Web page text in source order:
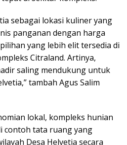
sebagai lokasi kuliner yang
panganan dengan harga
yang lebih elit tersedia di
Citraland. Artinya,
saling mendukung untuk
tambah Agus Salim
lokal, kompleks hunian
contoh tata ruang yang
Desa Helvetia secara